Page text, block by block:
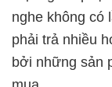
nghe không có
phải trả nhiều
bởi những sản